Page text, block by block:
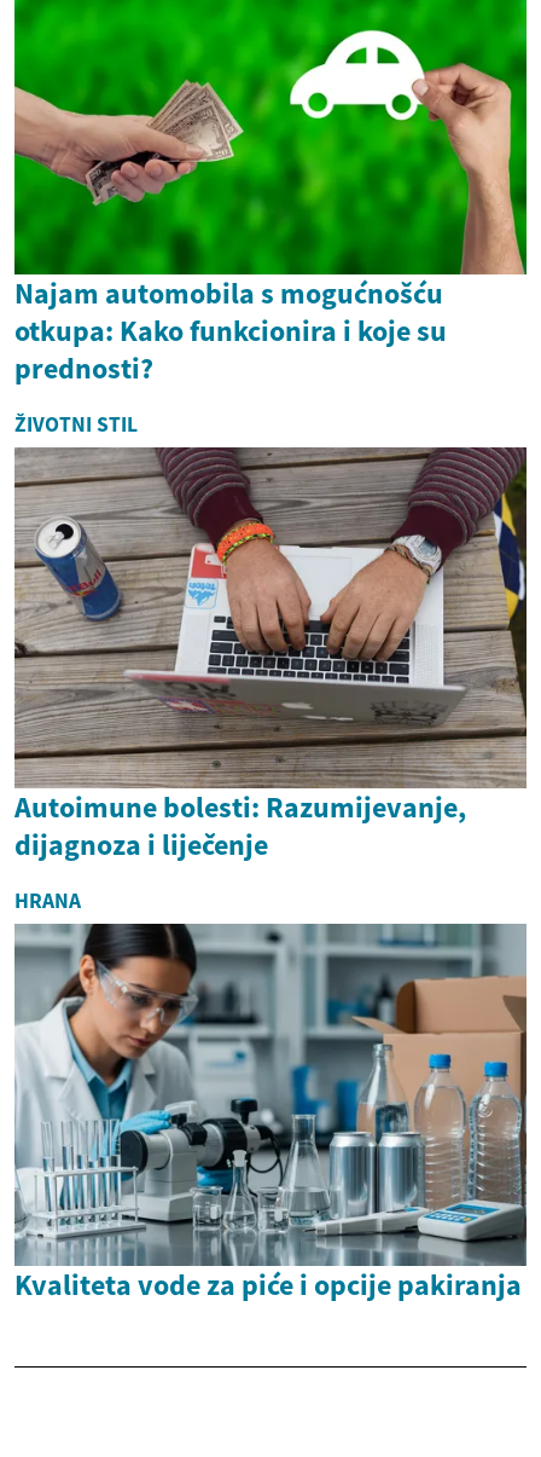
Najam automobila s mogućnošću
otkupa: Kako funkcionira i koje su
prednosti?
ŽIVOTNI STIL
Autoimune bolesti: Razumijevanje,
dijagnoza i liječenje
HRANA
Kvaliteta vode za piće i opcije pakiranja